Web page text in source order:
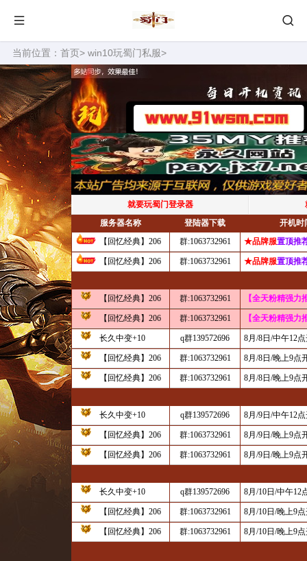
当前位置： 首页> win10玩蜀门私服>